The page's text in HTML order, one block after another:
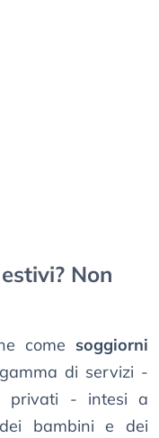
Non
come soggiorni
di servizi -
privati - intesi a
bambini e dei